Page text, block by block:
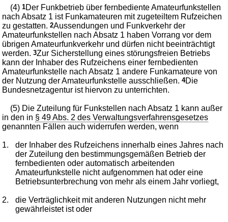
(4)1Der Funkbetrieb über fernbediente Amateurfunkstellen
nach Absatz 1 ist Funkamateuren mit zugeteiltem Rufzeichen
zu gestatten.2Aussendungen und Funkverkehr der
Amateurfunkstellen nach Absatz 1 haben Vorrang vor dem
übrigen Amateurfunkverkehr und dürfen nicht beeinträchtigt
werden.3Zur Sicherstellung eines störungsfreien Betriebs
kann der Inhaber des Rufzeichens einer fernbedienten
Amateurfunkstelle nach Absatz 1 andere Funkamateure von
der Nutzung der Amateurfunkstelle ausschließen.4Die
Bundesnetzagentur ist hiervon zu unterrichten.
(5) Die Zuteilung für Funkstellen nach Absatz 1 kann außer
in den in § 49 Abs. 2 des Verwaltungsverfahrensgesetzes
genannten Fällen auch widerrufen werden, wenn
1.
der Inhaber des Rufzeichens innerhalb eines Jahres nach
der Zuteilung den bestimmungsgemäßen Betrieb der
fernbedienten oder automatisch arbeitenden
Amateurfunkstelle nicht aufgenommen hat oder eine
Betriebsunterbrechung von mehr als einem Jahr vorliegt,
2.
die Verträglichkeit mit anderen Nutzungen nicht mehr
gewährleistet ist oder